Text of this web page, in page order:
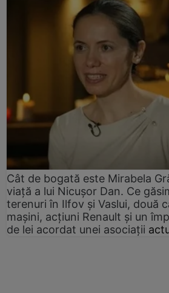
Cât de bogată este Mirabela
viață a lui Nicușor Dan. Ce
terenuri în Ilfov și Vaslui, două
mașini, acțiuni Renault și un
de lei acordat unei asociații